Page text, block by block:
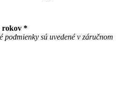
rokov *
podmienky sú uvedené v záručnom